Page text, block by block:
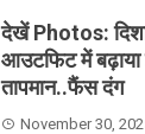
देखें Photos:
आउटफिट में
तापमान..फैंस दंग
November 30,